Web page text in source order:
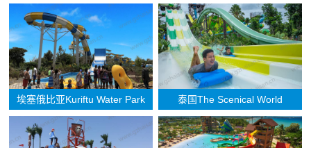
Aqua Park
埃塞俄比亚Kuriftu Water Park 泰国The Scenical World